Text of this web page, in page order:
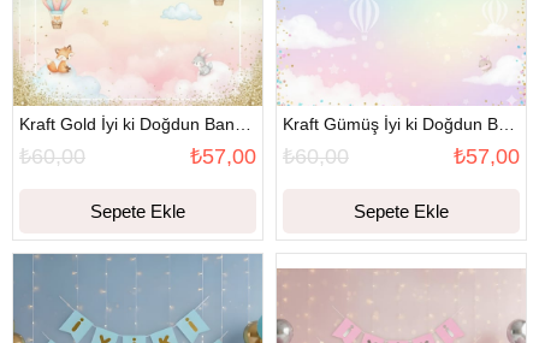
₺57,00
₺60,00
Sepete Ekle
₺57,00
₺60,00
Sepete Ekle